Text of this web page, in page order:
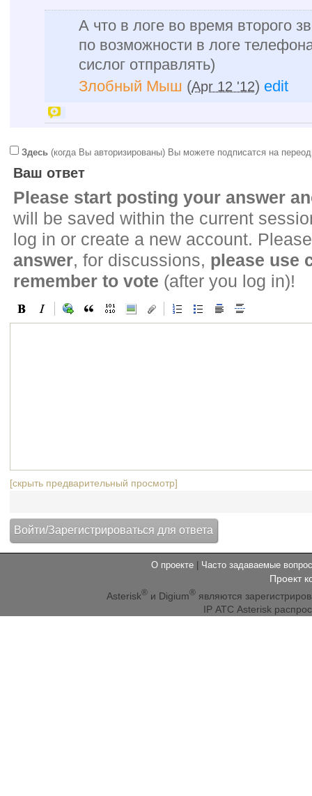
А что в логе во время второго
по возможности в логе
сислог отправлять)
Злобный Мыш (Apr 12 '12) edit
Здесь (когда Вы авторизированы) Вы можете подписатся на
Ваш ответ
Please start posting your answer
will be saved within the current
log in or create a new account.
answer, for discussions, please use
remember to vote (after you log in)!
[скрыть предварительный просмотр]
О проекте Часто задаваемые
Проект
Asterisk® и Digium® являются
IP АТС Asterisk